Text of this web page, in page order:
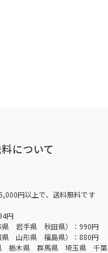
について
円以上で、送料無料です
円
県 岩手県 秋田県）：990円
県 山形県 福島県）：880円
栃木県 群馬県 埼玉県 千葉